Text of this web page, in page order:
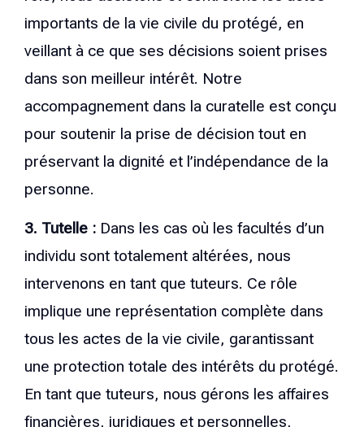
importants de la vie civile du protégé, en
veillant à ce que ses décisions soient prises
dans son meilleur intérêt. Notre
accompagnement dans la curatelle est conçu
pour soutenir la prise de décision tout en
préservant la dignité et l’indépendance de la
personne.
3. Tutelle : Dans les cas où les facultés d’un
individu sont totalement altérées, nous
intervenons en tant que tuteurs. Ce rôle
implique une représentation complète dans
tous les actes de la vie civile, garantissant
une protection totale des intérêts du protégé.
En tant que tuteurs, nous gérons les affaires
financières, juridiques et personnelles,